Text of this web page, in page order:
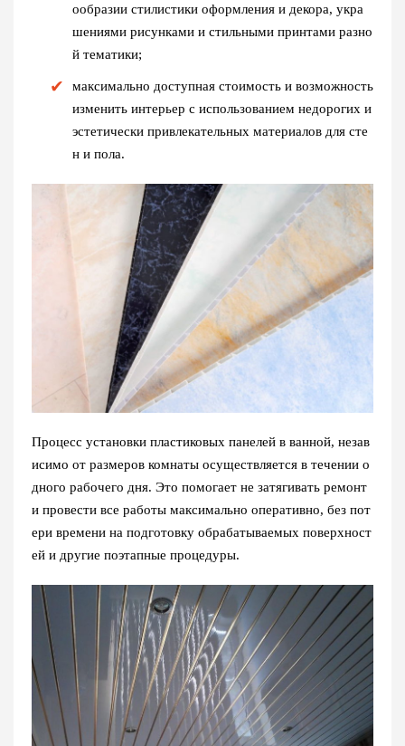
ообразии стилистики оформления и декора, укра
шениями рисунками и стильными принтами разно
й тематики;
максимально доступная стоимость и возможность
изменить интерьер с использованием недорогих и
эстетически привлекательных материалов для сте
н и пола.
Процесс установки пластиковых панелей в ванной, незав
исимо от размеров комнаты осуществляется в течении о
дного рабочего дня. Это помогает не затягивать ремонт
и провести все работы максимально оперативно, без пот
ери времени на подготовку обрабатываемых поверхност
ей и другие поэтапные процедуры.